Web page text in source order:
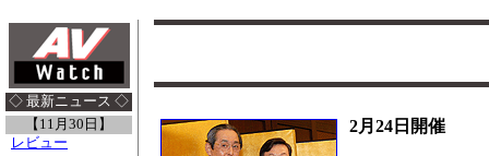
◇ 最新ニュース ◇
【11月30日】
レビュー
2月24日開催